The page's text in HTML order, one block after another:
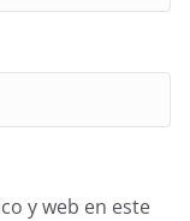
y web en este